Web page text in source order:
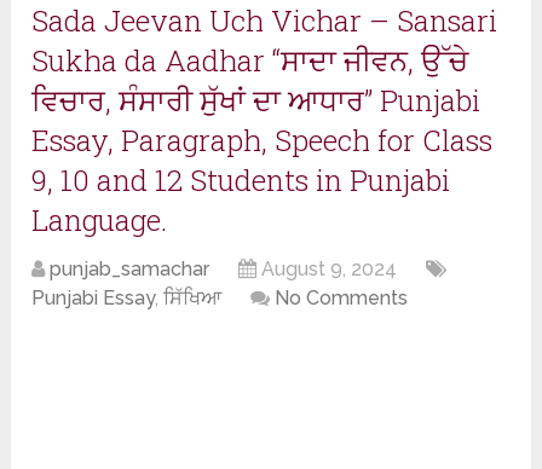
Sada Jeevan Uch Vichar – Sansari
Sukha da Aadhar “ਸਾਦਾ ਜੀਵਨ, ਉੱਚੇ
ਵਿਚਾਰ, ਸੰਸਾਰੀ ਸੁੱਖਾਂ ਦਾ ਆਧਾਰ” Punjabi
Essay, Paragraph, Speech for Class
9, 10 and 12 Students in Punjabi
Language.
punjab_samachar
August 9, 2024
Punjabi Essay,ਸਿੱਖਿਆ No Comments